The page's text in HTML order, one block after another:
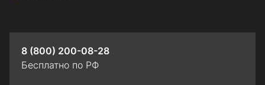
8 (800) 200-08-28
Бесплатно по РФ